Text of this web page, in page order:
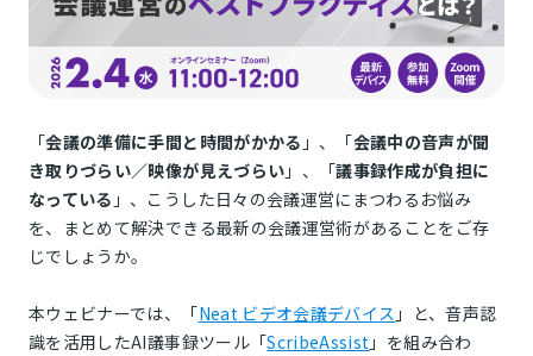
「会議の準備に手間と時間がかかる 」、「会議中の音声が聞
き取りづらい／映像が見えづらい 」、「議事録作成が負担に
なっている 」、こうした日々の会議運営にまつわるお悩み
を、まとめて解決できる最新の会議運営術があることをご存
じでしょうか。
本ウェビナーでは、「Neat ビデオ会議デバイス 」と、音声認
識を活用したAI議事録ツール「ScribeAssist 」を組み合わ